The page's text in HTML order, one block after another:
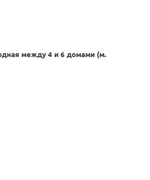
между 4 и 6 домами (м.